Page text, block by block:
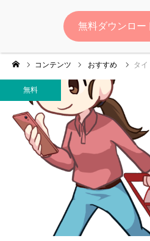
無料
コンテンツ おすすめ タイトル
無料
ログイン
ゆいマーケとは？
実績・お客様の声
無料診断
イベント・セミナー情報
LINEお友達登録
無料ダウンロー